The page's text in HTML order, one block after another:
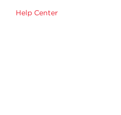
Help Center